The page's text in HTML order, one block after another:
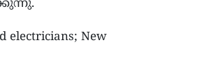
electricians; New